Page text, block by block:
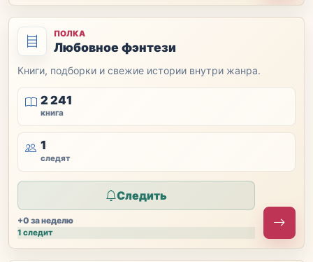
ПОЛКА
Любовное фэнтези
Книги, подборки и свежие истории внутри жанра.
2 241
книга
1
следят
Следить
+0 за неделю
1 следит